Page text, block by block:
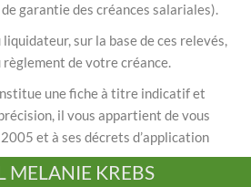
de garantie des créances salariales).
liquidateur, sur la base de ces relevés,
règlement de votre créance.
une fiche à titre indicatif et
il vous appartient de vous
et à ses décrets d’application
MELANIE KREBS